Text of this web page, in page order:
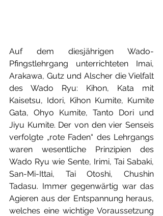
Auf dem diesjährigen Wado-
Pfingstlehrgang unterrichteten Imai,
Arakawa, Gutz und Alscher die Vielfalt
des Wado Ryu: Kihon, Kata mit
Kaisetsu, Idori, Kihon Kumite, Kumite
Gata, Ohyo Kumite, Tanto Dori und
Jiyu Kumite. Der von den vier Senseis
verfolgte „rote Faden“ des Lehrgangs
waren wesentliche Prinzipien des
Wado Ryu wie Sente, Irimi, Tai Sabaki,
San-Mi-Ittai, Tai Otoshi, Chushin
Tadasu. Immer gegenwärtig war das
Agieren aus der Entspannung heraus,
welches eine wichtige Voraussetzung